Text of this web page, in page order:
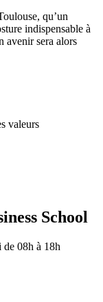
qu’un
indispensable à
avenir sera alors
valeurs
School
de 08h à 18h